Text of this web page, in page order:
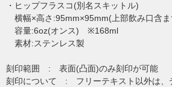
・ヒップフラスコ(別名スキットル)
横幅×高さ:95mm×95mm(上部飲み口含ま
容量:6oz(オンス) ※168ml
素材:ステンレス製
刻印範囲 : 表面(凸面)のみ刻印が可能
刻印について : フリーテキスト以外は、